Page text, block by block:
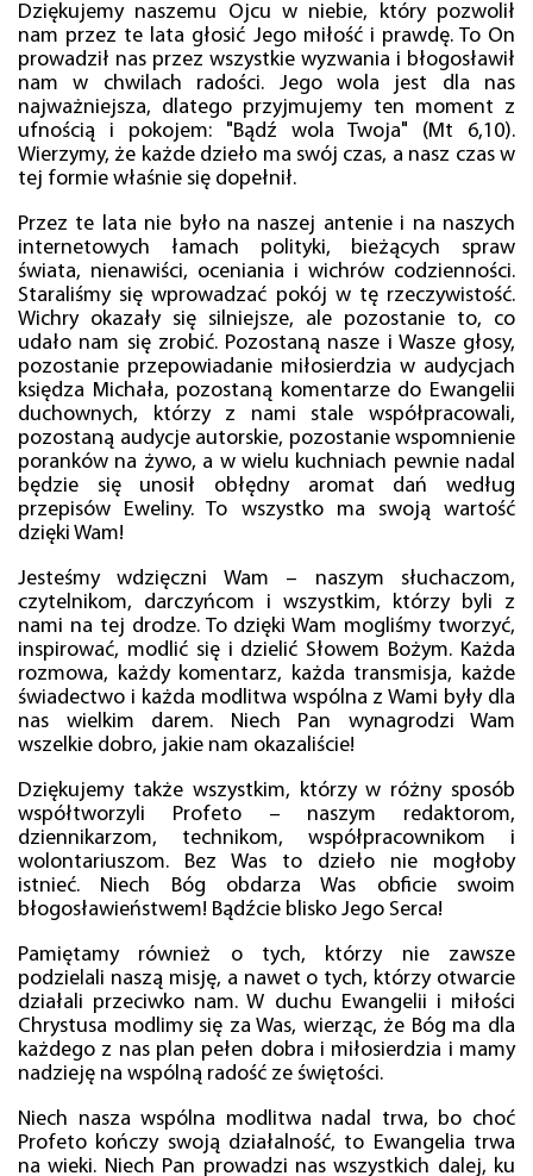
Dziękujemy naszemu Ojcu w niebie, który pozwolił
nam przez te lata głosić Jego miłość i prawdę. To On
prowadził nas przez wszystkie wyzwania i błogosławił
nam w chwilach radości. Jego wola jest dla nas
najważniejsza, dlatego przyjmujemy ten moment z
ufnością i pokojem: "Bądź wola Twoja" (Mt 6,10).
Wierzymy, że każde dzieło ma swój czas, a nasz czas w
tej formie właśnie się dopełnił.
Przez te lata nie było na naszej antenie i na naszych
internetowych łamach polityki, bieżących spraw
świata, nienawiści, oceniania i wichrów codzienności.
Staraliśmy się wprowadzać pokój w tę rzeczywistość.
Wichry okazały się silniejsze, ale pozostanie to, co
udało nam się zrobić. Pozostaną nasze i Wasze głosy,
pozostanie przepowiadanie miłosierdzia w audycjach
księdza Michała, pozostaną komentarze do Ewangelii
duchownych, którzy z nami stale współpracowali,
pozostaną audycje autorskie, pozostanie wspomnienie
poranków na żywo, a w wielu kuchniach pewnie nadal
będzie się unosił obłędny aromat dań według
przepisów Eweliny. To wszystko ma swoją wartość
dzięki Wam!
Jesteśmy wdzięczni Wam – naszym słuchaczom,
czytelnikom, darczyńcom i wszystkim, którzy byli z
nami na tej drodze. To dzięki Wam mogliśmy tworzyć,
inspirować, modlić się i dzielić Słowem Bożym. Każda
rozmowa, każdy komentarz, każda transmisja, każde
świadectwo i każda modlitwa wspólna z Wami były dla
nas wielkim darem. Niech Pan wynagrodzi Wam
wszelkie dobro, jakie nam okazaliście!
Dziękujemy także wszystkim, którzy w różny sposób
współtworzyli Profeto – naszym redaktorom,
dziennikarzom, technikom, współpracownikom i
wolontariuszom. Bez Was to dzieło nie mogłoby
istnieć. Niech Bóg obdarza Was obficie swoim
błogosławieństwem! Bądźcie blisko Jego Serca!
Pamiętamy również o tych, którzy nie zawsze
podzielali naszą misję, a nawet o tych, którzy otwarcie
działali przeciwko nam. W duchu Ewangelii i miłości
Chrystusa modlimy się za Was, wierząc, że Bóg ma dla
każdego z nas plan pełen dobra i miłosierdzia i mamy
nadzieję na wspólną radość ze świętości.
Niech nasza wspólna modlitwa nadal trwa, bo choć
Profeto kończy swoją działalność, to Ewangelia trwa
na wieki. Niech Pan prowadzi nas wszystkich dalej, ku